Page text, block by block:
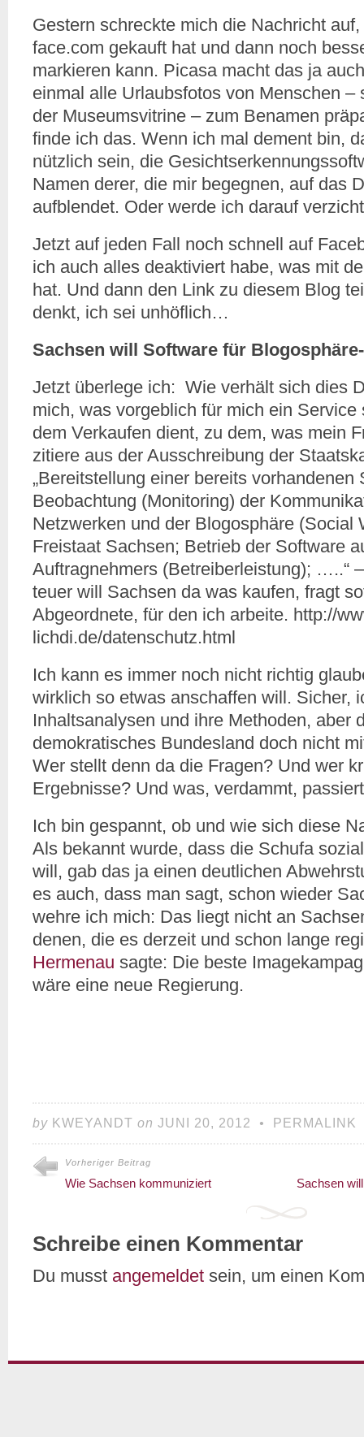
Gestern schreckte mich die Nachricht
face.com gekauft hat und dann noch
markieren kann. Picasa macht das ja
einmal alle Urlaubsfotos von Menschen –
der Museumsvitrine – zum Benamen
finde ich das. Wenn ich mal dement bin,
nützlich sein, die
Namen derer, die mir begegnen, auf das
aufblendet. Oder werde ich darauf
Jetzt auf jeden Fall noch schnell auf
ich auch alles deaktiviert habe, was mit
hat. Und dann den Link zu diesem Blog
denkt, ich sei unhöflich…
Sachsen will Software für
Jetzt überlege ich: Wie verhält sich dies
mich, was vorgeblich für mich ein Service
dem Verkaufen dient, zu dem, was mein
zitiere aus der Ausschreibung der
„Bereitstellung einer bereits vorhandenen
Beobachtung (Monitoring) der
Netzwerken und der Blogosphäre (Social
Freistaat Sachsen; Betrieb der Software
Auftragnehmers (Betreiberleistung); …..“
teuer will Sachsen da was kaufen, fragt
Abgeordnete, für den ich arbeite. http://
lichdi.de/datenschutz.html
Ich kann es immer noch nicht richtig
wirklich so etwas anschaffen will. Sicher,
Inhaltsanalysen und ihre Methoden, aber
demokratisches Bundesland doch nicht
Wer stellt denn da die Fragen? Und wer
Ergebnisse? Und was, verdammt,
Ich bin gespannt, ob und wie sich diese
Als bekannt wurde, dass die Schufa
will, gab das ja einen deutlichen
es auch, dass man sagt, schon wieder
wehre ich mich: Das liegt nicht an
denen, die es derzeit und schon lange
Hermenau sagte: Die beste
wäre eine neue Regierung.
by KWEYANDT on JUNI 20, 2012 • PERMALINK
Vorheriger Beitrag
Wie Sachsen kommuniziert Sachsen
Schreibe einen Kommentar
Du musst angemeldet sein, um einen